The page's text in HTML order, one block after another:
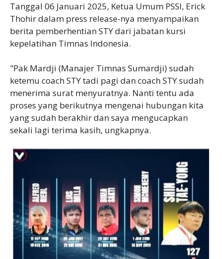
Tanggal 06 Januari 2025, Ketua Umum PSSI, Erick
Thohir dalam press release-nya menyampaikan
berita pemberhentian STY dari jabatan kursi
kepelatihan Timnas Indonesia.
"Pak Mardji (Manajer Timnas Sumardji) sudah
ketemu coach STY tadi pagi dan coach STY sudah
menerima surat menyuratnya. Nanti tentu ada
proses yang berikutnya mengenai hubungan kita
yang sudah berakhir dan saya mengucapkan
sekali lagi terima kasih, ungkapnya.